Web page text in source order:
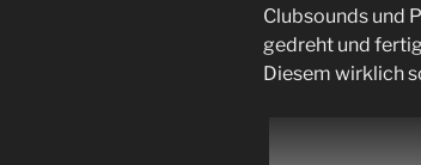
Clubsounds und
gedreht und
Diesem wirklich